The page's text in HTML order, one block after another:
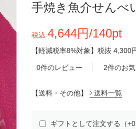
手焼き魚介せんべ
税込 4,644円/140pt
【軽減税率8%対象】 税抜 4,300
0件のレビュー 2件のお
【送料・その他】 送料一覧
ギフトとして注文する（+0